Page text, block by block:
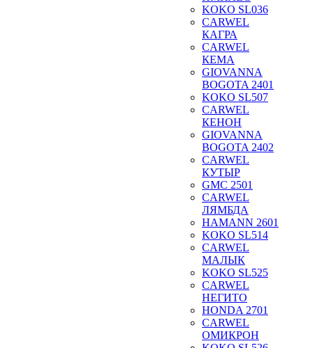
KOKO SL036
CARWEL
КАГРА
CARWEL
КЕМА
GIOVANNA
BOGOTA 2401
KOKO SL507
CARWEL
КЕНОН
GIOVANNA
BOGOTA 2402
CARWEL
КУТЫР
GMC 2501
CARWEL
ЛЯМБДА
HAMANN 2601
KOKO SL514
CARWEL
МАЛЫК
KOKO SL525
CARWEL
НЕГИТО
HONDA 2701
CARWEL
ОМИКРОН